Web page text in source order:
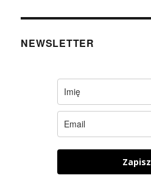
NEWSLETTER
Zapisz